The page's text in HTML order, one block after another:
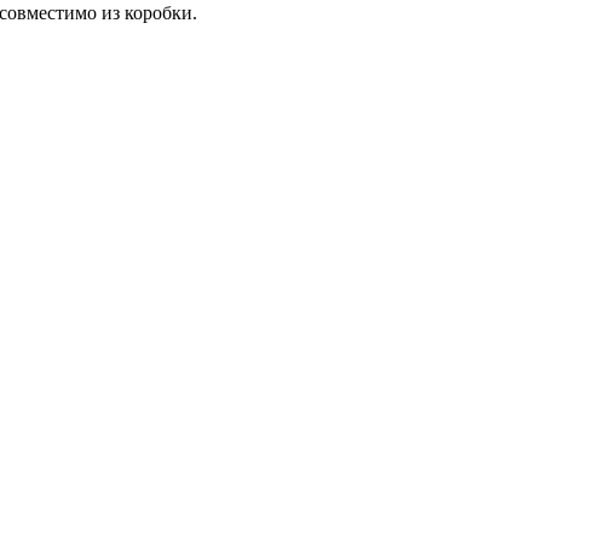
из коробки.